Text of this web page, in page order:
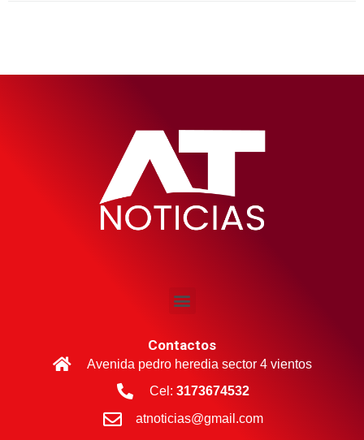
Contactos
Avenida pedro heredia sector 4 vientos
Cel: 3173674532
atnoticias@gmail.com